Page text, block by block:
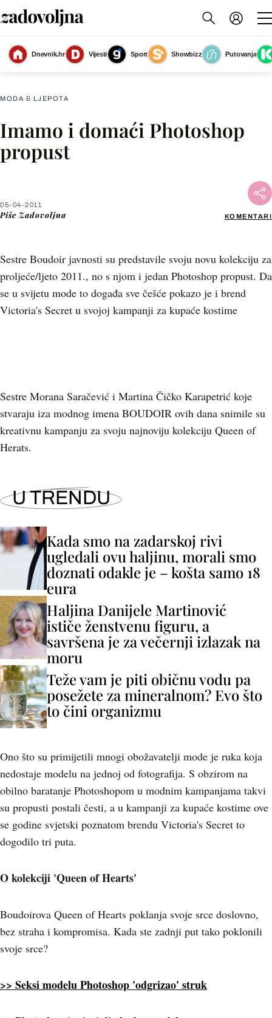
Dnevnik.hr Vijesti Sport Showbizz
Putovanja
Slika nije dostupna
MODA & LJEPOTA
Imamo i domaći Photoshop
propust
05-04-2011
Piše Zadovoljna KOMENTARI
Sestre Boudoir javnosti su predstavile svoju novu kolekciju za
proljeće/ljeto 2011., no s njom i jedan Photoshop propust. Da
se u svijetu mode to događa sve češće pokazo je i brend
Victoria's Secret u svojoj kampanji za kupaće kostime
Facebook
Sestre Morana Saračević i Martina Čičko Karapetrić koje
stvaraju iza modnog imena BOUDOIR ovih dana snimile su
kreativnu kampanju za svoju najnoviju kolekciju Queen of
Herats.
U TRENDU
Kada smo na zadarskoj rivi
ugledali ovu haljinu, morali smo
doznati odakle je – košta samo 18
eura
Haljina Danijele Martinović
ističe ženstvenu figuru, a
savršena je za večernji izlazak na
moru
Teže vam je piti običnu vodu pa
posežete za mineralnom? Evo što
to čini organizmu
Ono što su primijetili mnogi obožavatelji mode je ruka koja
nedostaje modelu na jednoj od fotografija. S obzirom na
obilno baratanje Photoshopom u modnim kampanjama takvi
su propusti postali česti, a u kampanji za kupaće kostime ove
se godine svjetski poznatom brendu Victoria's Secret to
dogodilo tri puta.
O kolekciji 'Queen of Hearts'
Boudoirova Queen of Hearts poklanja svoje srce doslovno,
bez straha i kompromisa. Kada ste zadnji put tako poklonili
svoje srce?
>> Seksi modelu Photoshop 'odgrizao' struk